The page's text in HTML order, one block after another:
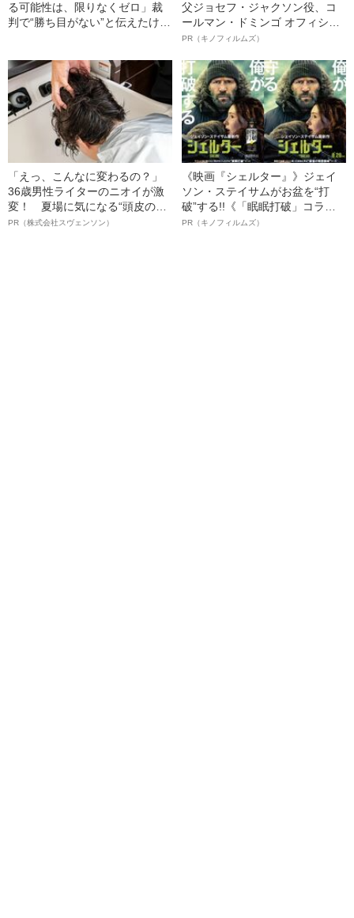
る可能性は、限りなくゼロ」裁
判で“勝ち目がない”と伝えたけれ
の葛藤」
父ジョセフ・ジャクソン役、コ
ールマン・ドミンゴ オフィシャ
ルインタビュー“観客を魅了した
語る”《日本興収70億円突破》
PR（キノフィルムズ）
「えっ、こんなに変わるの？」
36歳男性ライターのニオイが激
変！ 夏場に気になる“頭皮のニ
オイ”や“ベタつき”を解消す
PR（株式会社スヴェンソン）
《映画『シェルター』》ジェイ
ソン・ステイサムがお盆を“打
破”する!!《「眠眠打破」コラ
ボ》
PR（キノフィルムズ）